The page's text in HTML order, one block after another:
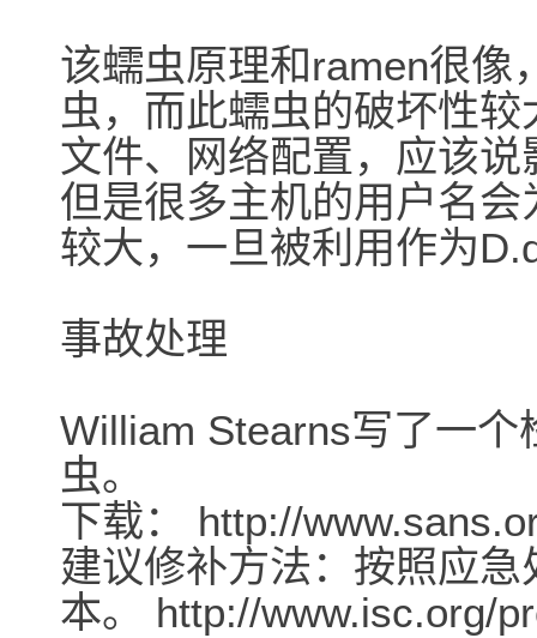
该蠕虫原理和ramen很像
虫，而此蠕虫的破坏性
文件、网络配置，应该
但是很多主机的用户名
较大，一旦被利用作为
事故处理
William Stearns写了一
虫。
下载： http://
建议修补方法：按照应
本。 http://www.isc.org/